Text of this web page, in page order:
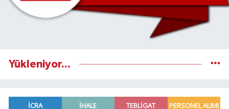
Yükleniyor...